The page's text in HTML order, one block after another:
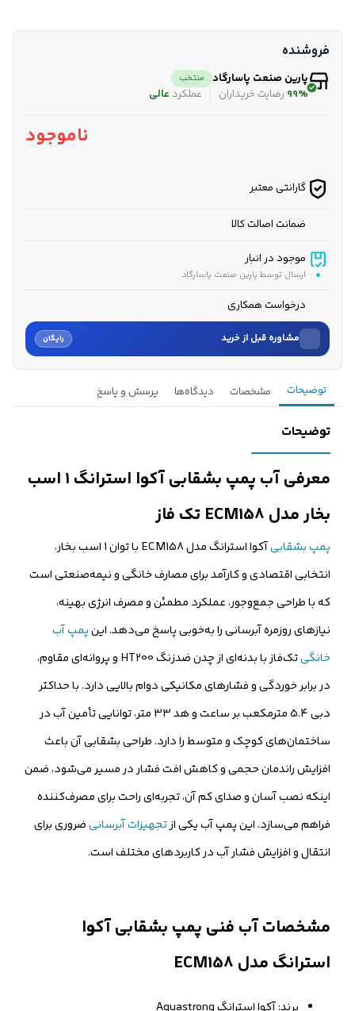
فروشنده
پارین صنعت پاسارگاد منتخب
99% رضایت خریداران عملکرد عالی
ناموجود
گارانتی معتبر
ضمانت اصالت کالا
موجود در انبار
ارسال توسط پارین صنعت پاسارگاد
درخواست همکاری
مشاوره قبل از خرید رایگان
نام
تماس می‌گیرند.
ثبت درخواست مشاوره رایگان
توضیحات مشخصات دیدگاه‌ها پرسش و پاسخ
توضیحات
معرفی آب پمپ بشقابی آکوا استرانگ 1 اسب
بخار مدل ECM158 تک فاز
پمپ بشقابی
آکوا استرانگ مدل ECM158 با توان 1 اسب بخار،
انتخابی اقتصادی و کارآمد برای مصارف خانگی و نیمه‌صنعتی است
که با طراحی جمع‌وجور، عملکرد مطمئن و مصرف انرژی بهینه،
نیازهای روزمره آبرسانی را به‌خوبی پاسخ می‌دهد. اینپمپ آب
خانگی
تک‌فاز با بدنه‌ای از چدن ضدزنگ HT200 و پروانه‌ای مقاوم،
در برابر خوردگی و فشارهای مکانیکی دوام بالایی دارد. با حداکثر
دبی 5.4 مترمکعب بر ساعت و هد 33 متر، توانایی تأمین آب در
ساختمان‌های کوچک و متوسط را دارد. طراحی بشقابی آن باعث
افزایش راندمان حجمی و کاهش افت فشار در مسیر می‌شود، ضمن
اینکه نصب آسان و صدای کم آن، تجربه‌ای راحت برای مصرف‌کننده
فراهم می‌سازد. این پمپ آب یکی ازتجهیزات آبرسانیضروری برای
انتقال و افزایش فشار آب در کاربردهای مختلف است.
مشخصات آب فنی پمپ بشقابی آکوا
استرانگ مدل ECM158
برند: آکوا استرانگ Aquastrong